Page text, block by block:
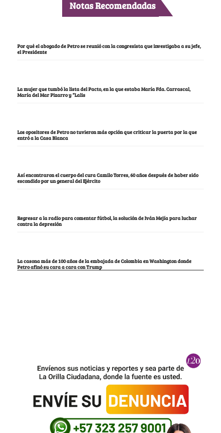
Notas Recomendadas
Por qué el abogado de Petro se reunió con la congresista que investigaba a su jefe,
el Presidente
La mujer que tumbó la lista del Pacto, en la que estaba María Fda. Carrascal,
María del Mar Pizarro y “Lalis
Los opositores de Petro no tuvieron más opción que criticar la puerta por la que
entró a la Casa Blanca
Así encontraron el cuerpo del cura Camilo Torres, 60 años después de haber sido
escondido por un general del Ejército
Regresar a la radio para comentar fútbol, la solución de Iván Mejía para luchar
contra la depresión
La casona más de 100 años de la embajada de Colombia en Washington donde
Petro afinó su cara a cara con Trump